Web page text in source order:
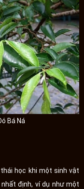
Bá Ná
học khi một sinh vật
định, ví dụ như một